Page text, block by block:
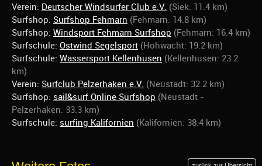
Verein: Deutscher Windsurfer Club e.V. (Siek: 11.4 km)
Surfshop: Surfshop Fehmarn (Fehmarn: 14.8 km)
Surfshop: Windsport Fehmarn Surfshop (Fehmarn: 16.4 km)
Surfschule: Ostwind Segelsport (Hohwacht: 19.2 km)
Surfschule: Wassersport Kellenhusen (Kellenhusen: 23.2
km)
Verein: Surfclub Pelzerhaken e.V. (Neustadt: 32.2 km)
Surfshop: sail&surf Online Surfshop (Neustadt -
Pelzerhaken: 33.3 km)
Surfschule: surfing Kalifornien (Kalifornien: 38.4 km)